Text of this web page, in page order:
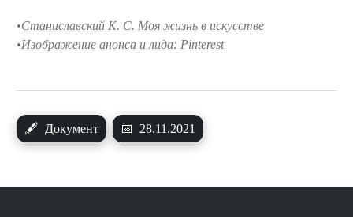
🖋 Документ 📅 28.11.2021
Станиславский К. С. Моя жизнь в искусстве
Изображение анонса и лида: Pinterest